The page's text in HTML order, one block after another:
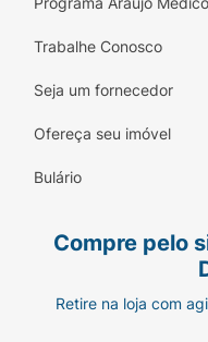
Trabalhe Conosco
Seja um fornecedor
Ofereça seu imóvel
Bulário
Compre pelo
Retire na loja com